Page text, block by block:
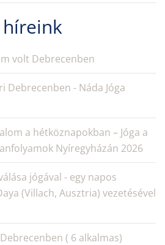
híreink
volt Debrecenben
Debrecenben - Náda Jóga
a hétköznapokban – Jóga a
Nyíregyházán 2026
jógával - egy napos
(Villach, Ausztria) vezetésével
( 6 alkalmas)